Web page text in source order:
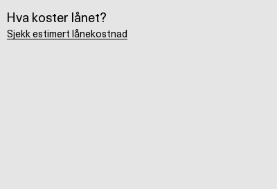
Hva koster lånet?
Sjekk estimert lånekostnad